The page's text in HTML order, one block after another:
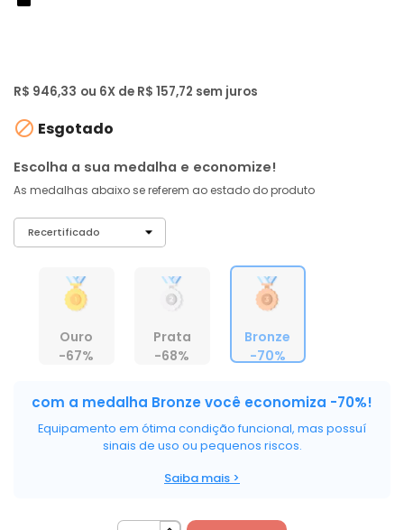
R$ 946,33 ou 6X de R$ 157,72 sem juros
 Esgotado
Escolha a sua medalha e economize!
As medalhas abaixo se referem ao estado do produto
Ouro
-67%
Prata
-68%
Bronze
-70%
com a medalha Bronze você economiza -70%!
Equipamento em ótima condição funcional, mas possuí
sinais de uso ou pequenos riscos.
Saiba mais >